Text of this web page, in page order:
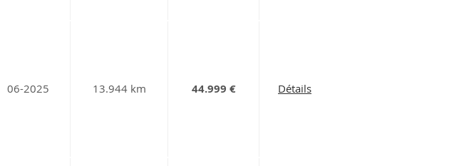
06-2025 13.944 km 44.999 € Détails